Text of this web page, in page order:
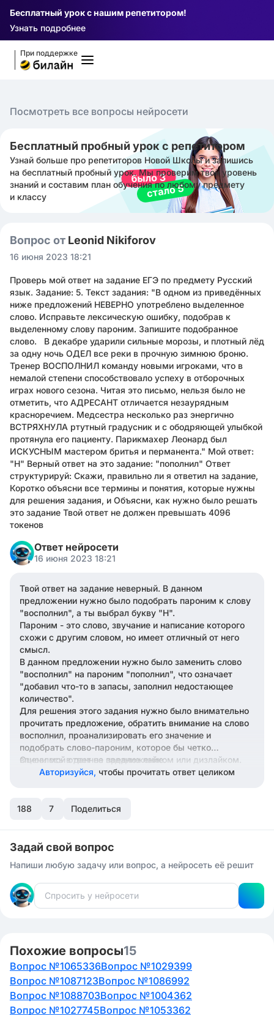
Бесплатный урок с нашим репетитором!
Узнать подробнее
При поддержке
Посмотреть все вопросы нейросети
Бесплатный пробный урок с репетитором
Узнай больше про репетиторов Новой Школы и запишись
на бесплатный пробный урок. Мы проверим твой уровень
знаний и составим план обучения по любому предмету
и классу
Вопрос от Leonid Nikiforov
16 июня 2023 18:21
Проверь мой ответ на задание ЕГЭ по предмету Русский
язык. Задание: 5. Текст задания: "В одном из приведённых
ниже предложений НЕВЕРНО употреблено выделенное
слово. Исправьте лексическую ошибку, подобрав к
выделенному слову пароним. Запишите подобранное
слово. В декабре ударили сильные морозы, и плотный лёд
за одну ночь ОДЕЛ все реки в прочную зимнюю броню.
Тренер ВОСПОЛНИЛ команду новыми игроками, что в
немалой степени способствовало успеху в отборочных
играх нового сезона. Читая это письмо, нельзя было не
отметить, что АДРЕСАНТ отличается незаурядным
красноречием. Медсестра несколько раз энергично
ВСТРЯХНУЛА ртутный градусник и с ободряющей улыбкой
протянула его пациенту. Парикмахер Леонард был
ИСКУСНЫМ мастером бритья и перманента." Мой ответ:
"Н" Верный ответ на это задание: "пополнил" Ответ
структурируй: Скажи, правильно ли я ответил на задание,
Коротко объясни все термины и понятия, которые нужны
для решения задания, и Объясни, как нужно было решать
это задание Твой ответ не должен превышать 4096
токенов
Ответ нейросети
16 июня 2023 18:21
Твой ответ на задание неверный. В данном
предложении нужно было подобрать пароним к слову
"восполнил", а ты выбрал букву "Н".
Пароним - это слово, звучание и написание которого
схожи с другим словом, но имеет отличный от него
смысл.
В данном предложении нужно было заменить слово
"восполнил" на пароним "пополнил", что означает
"добавил что-то в запасы, заполнил недостающее
количество".
Для решения этого задания нужно было внимательно
прочитать предложение, обратить внимание на слово
восполнил, проанализировать его значение и
подобрать слово-пароним, которое бы четко
вписалось в данное предложение.
Оцени мой ответ на задание лайком или дизлайком.
Авторизуйся, чтобы прочитать ответ целиком
188 7 Поделиться
Задай свой вопрос
Напиши любую задачу или вопрос, а нейросеть её решит
Похожие вопросы15
Вопрос №1065336Вопрос №1029399
Вопрос №1087123Вопрос №1086992
Вопрос №1088703Вопрос №1004362
Вопрос №1027745Вопрос №1053362